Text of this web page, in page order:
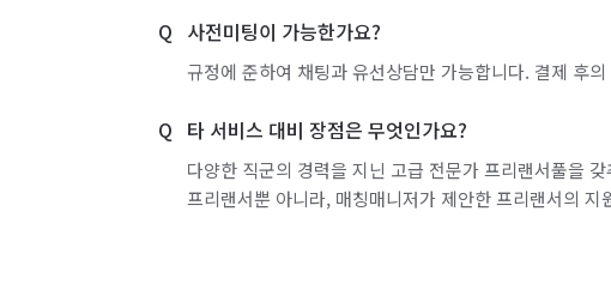
사전미팅이 가능한가요?
규정에 준하여 채팅과 유선상담만 가능합니다. 결제 후
타 서비스 대비 장점은 무엇인가요?
다양한 직군의 경력을 지닌 고급 전문가 프리랜서풀을
프리랜서뿐 아니라, 매칭매니저가 제안한 프리랜서의 지